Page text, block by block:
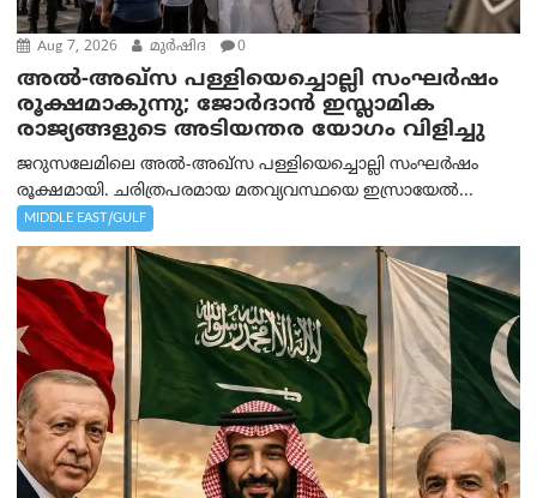
Aug 7, 2026 മുര്‍ഷിദ 0
അൽ-അഖ്‌സ പള്ളിയെച്ചൊല്ലി സംഘർഷം
രൂക്ഷമാകുന്നു; ജോർദാൻ ഇസ്ലാമിക
രാജ്യങ്ങളുടെ അടിയന്തര യോഗം വിളിച്ചു
ജറുസലേമിലെ അൽ-അഖ്‌സ പള്ളിയെച്ചൊല്ലി സംഘർഷം
രൂക്ഷമായി. ചരിത്രപരമായ മതവ്യവസ്ഥയെ ഇസ്രായേൽ...
MIDDLE EAST/GULF